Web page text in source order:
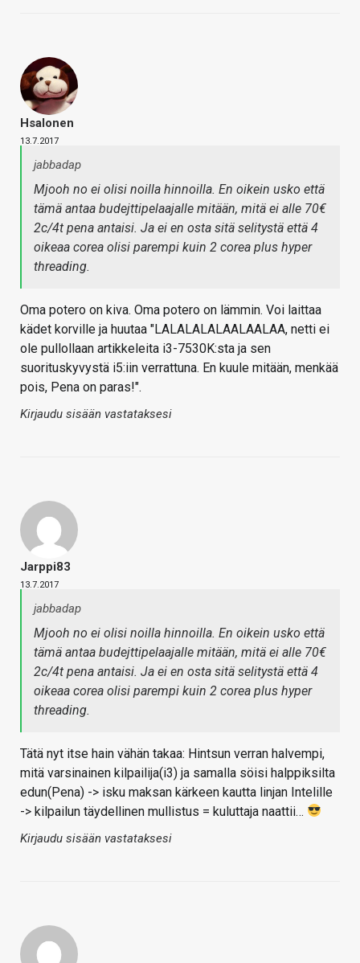
Hsalonen
13.7.2017
jabbadap
Mjooh no ei olisi noilla hinnoilla. En oikein usko että
tämä antaa budejttipelaajalle mitään, mitä ei alle 70€
2c/4t pena antaisi. Ja ei en osta sitä selitystä että 4
oikeaa corea olisi parempi kuin 2 corea plus hyper
threading.
Oma potero on kiva. Oma potero on lämmin. Voi laittaa
kädet korville ja huutaa "LALALALALAALAALAA, netti ei
ole pullollaan artikkeleita i3-7530K:sta ja sen
suorituskyvystä i5:iin verrattuna. En kuule mitään, menkää
pois, Pena on paras!".
Kirjaudu sisään vastataksesi
Jarppi83
13.7.2017
jabbadap
Mjooh no ei olisi noilla hinnoilla. En oikein usko että
tämä antaa budejttipelaajalle mitään, mitä ei alle 70€
2c/4t pena antaisi. Ja ei en osta sitä selitystä että 4
oikeaa corea olisi parempi kuin 2 corea plus hyper
threading.
Tätä nyt itse hain vähän takaa: Hintsun verran halvempi,
mitä varsinainen kilpailija(i3) ja samalla söisi halppiksilta
edun(Pena) -> isku maksan kärkeen kautta linjan Intelille
-> kilpailun täydellinen mullistus = kuluttaja naattii…
Kirjaudu sisään vastataksesi